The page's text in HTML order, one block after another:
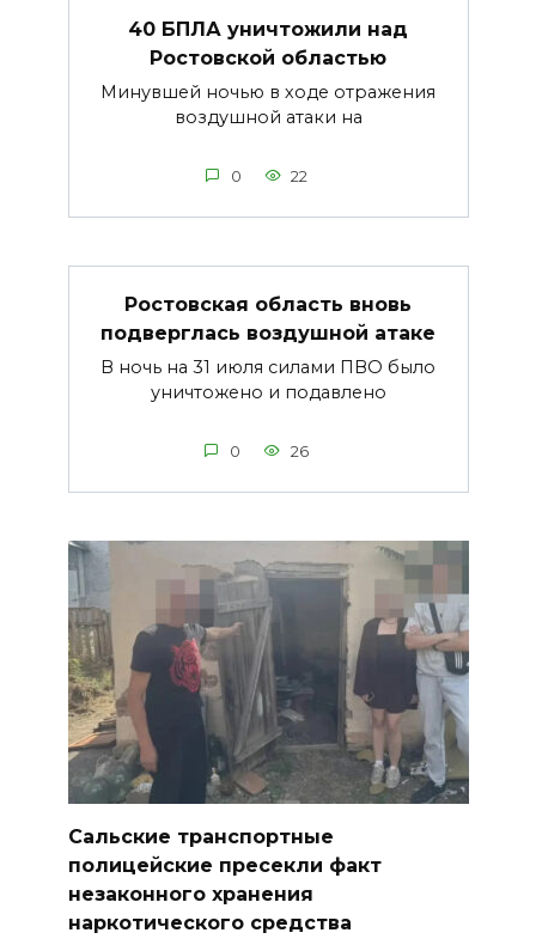
40 БПЛА уничтожили над
Ростовской областью
Минувшей ночью в ходе отражения
воздушной атаки на
0 22
Ростовская область вновь
подверглась воздушной атаке
В ночь на 31 июля силами ПВО было
уничтожено и подавлено
0 26
Сальские транспортные
полицейские пресекли факт
незаконного хранения
наркотического средства